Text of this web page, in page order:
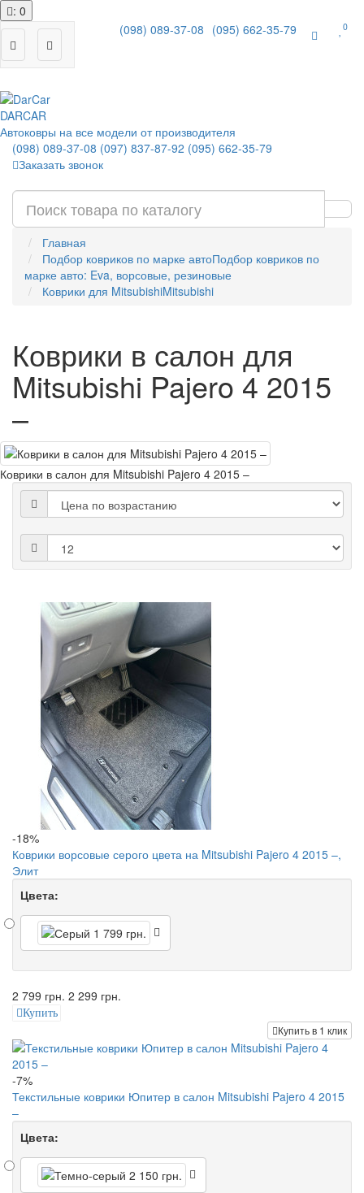
: 0
(098) 089-37-08 (095) 662-35-79 0
DARCAR
Автоковры на все модели от производителя
(098) 089-37-08 (097) 837-87-92 (095) 662-35-79
Заказать звонок
Главная
Подбор ковриков по марке автоПодбор ковриков по
марке авто: Eva, ворсовые, резиновые
Коврики для MitsubishiMitsubishi
Коврики в салон для
Mitsubishi Pajero 4 2015
–
Коврики в салон для Mitsubishi Pajero 4 2015 –
-18%
Коврики ворсовые серого цвета на Mitsubishi Pajero 4 2015 –,
Элит
Цвета:
2 799 грн. 2 299 грн.
Купить
Купить в 1 клик
-7%
Текстильные коврики Юпитер в салон Mitsubishi Pajero 4 2015
–
Цвета: